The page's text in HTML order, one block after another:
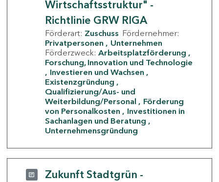
Wirtschaftsstruktur" -
Richtlinie GRW RIGA
Förderart: Zuschuss Fördernehmer:
Privatpersonen
Unternehmen
Förderzweck: Arbeitsplatzförderung
Forschung, Innovation und Technologie
Investieren und Wachsen
Existenzgründung
Qualifizierung/Aus- und
Weiterbildung/Personal
Förderung
von Personalkosten
Investitionen in
Sachanlagen und Beratung
Unternehmensgründung
Zukunft Stadtgrün -